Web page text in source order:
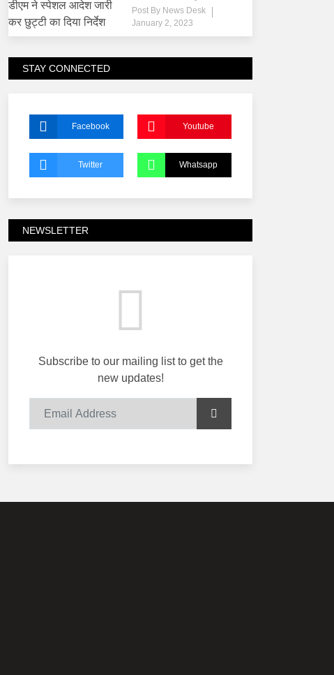
Post By News Desk
January 2, 2023
STAY CONNECTED
Facebook Youtube
Twitter Whatsapp
NEWSLETTER
Subscribe to our mailing list to get the
new updates!